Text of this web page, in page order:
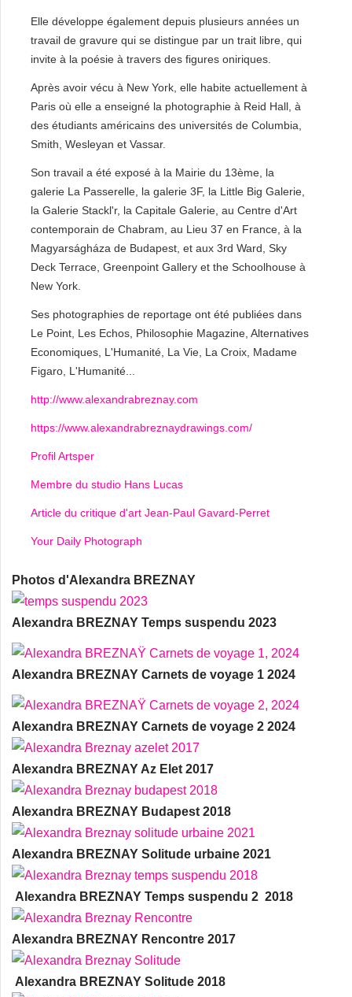
Elle développe également depuis plusieurs années un
travail de gravure qui se distingue par un trait libre, qui
invite à la poésie à travers des figures oniriques.
Après avoir vécu à New York, elle habite actuellement à
Paris où elle a enseigné la photographie à Reid Hall, à
des étudiants américains des universités de Columbia,
Smith, Wesleyan et Vassar.
Son travail a été exposé à la Mairie du 13ème, la
galerie La Passerelle, la galerie 3F, la Little Big Galerie,
la Galerie Stackl'r, la Capitale Galerie, au Centre d'Art
contemporain de Chabram, au Lieu 37 en France, à la
Magyarságháza de Budapest, et aux 3rd Ward, Sky
Deck Terrace, Greenpoint Gallery et the Schoolhouse à
New York.
Ses photographies de reportage ont été publiées dans
Le Point, Les Echos, Philosophie Magazine, Alternatives
Economiques, L'Humanité, La Vie, La Croix, Madame
Figaro, L'Humanité...
http://www.alexandrabreznay.com
https://www.alexandrabreznaydrawings.com/
Profil Artsper
Membre du studio Hans Lucas
Article du critique d'art Jean-Paul Gavard-Perret
Your Daily Photograph
Photos d'Alexandra BREZNAY
Alexandra BREZNAY Temps suspendu 2023
Alexandra BREZNAY Carnets de voyage 1 2024
Alexandra BREZNAY Carnets de voyage 2 2024
Alexandra BREZNAY Az Elet 2017
Alexandra BREZNAY Budapest 2018
Alexandra BREZNAY Solitude urbaine 2021
Alexandra BREZNAY Temps suspendu 2 2018
Alexandra BREZNAY Rencontre 2017
Alexandra BREZNAY Solitude 2018